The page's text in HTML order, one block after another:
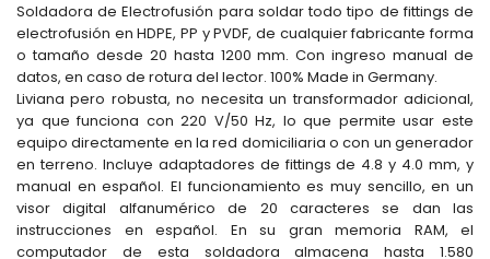
Soldadora de Electrofusión para soldar todo tipo de fittings de
electrofusión en HDPE, PP y PVDF, de cualquier fabricante forma
o tamaño desde 20 hasta 1200 mm. Con ingreso manual de
datos, en caso de rotura del lector. 100% Made in Germany.
Liviana pero robusta, no necesita un transformador adicional,
ya que funciona con 220 V/50 Hz, lo que permite usar este
equipo directamente en la red domiciliaria o con un generador
en terreno. Incluye adaptadores de fittings de 4.8 y 4.0 mm, y
manual en español. El funcionamiento es muy sencillo, en un
visor digital alfanumérico de 20 caracteres se dan las
instrucciones en español. En su gran memoria RAM, el
computador de esta soldadora almacena hasta 1.580